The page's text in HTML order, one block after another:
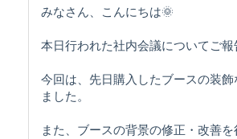
みなさん、こんにちは🌞
本日行われた社内会議についてご報
今回は、先日購入したブースの装飾
ました。
また、ブースの背景の修正・改善を